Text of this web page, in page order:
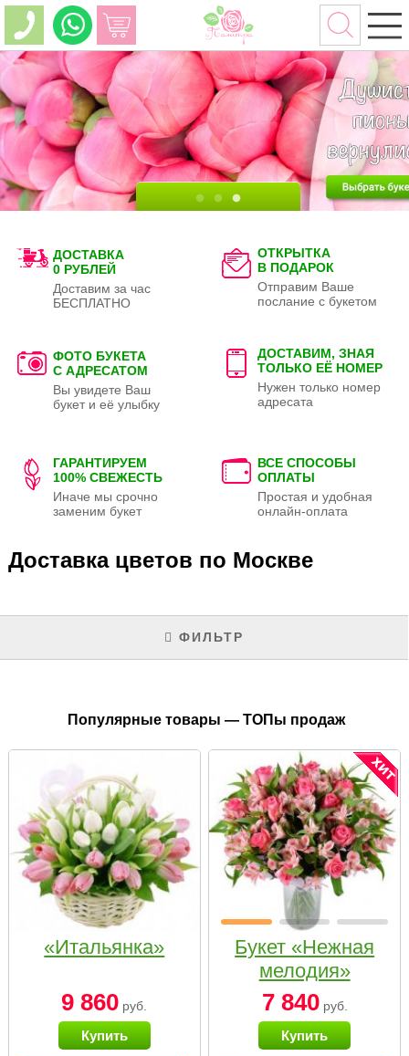
ДОСТАВКА
0 РУБЛЕЙ
Доставим за час
БЕСПЛАТНО
ОТКРЫТКА
В ПОДАРОК
Отправим Ваше
послание с букетом
ФОТО БУКЕТА
С АДРЕСАТОМ
Вы увидете Ваш
букет и её улыбку
ДОСТАВИМ, ЗНАЯ
ТОЛЬКО ЕЁ НОМЕР
Нужен только номер
адресата
ГАРАНТИРУЕМ
100% СВЕЖЕСТЬ
Иначе мы срочно
заменим букет
ВСЕ СПОСОБЫ
ОПЛАТЫ
Простая и удобная
онлайн-оплата
Доставка цветов по Москве
ФИЛЬТР
Популярные товары — ТОПы продаж
«Итальянка»
9 860 руб.
Купить
Букет «Нежная
мелодия»
7 840руб.
Купить